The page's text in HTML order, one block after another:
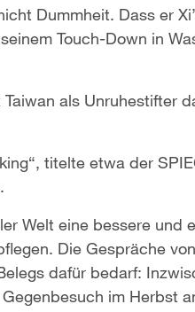
Dummheit. Dass er
Touch-Down in
als Unruhestifter
titelte etwa der
Welt eine bessere und
Die Gespräche
dafür bedarf:
im Herbst